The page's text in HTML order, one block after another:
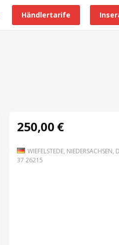
Händlertarife
250,00 €
WIEFELSTEDE, NIEDERSACHSEN,
7 26215